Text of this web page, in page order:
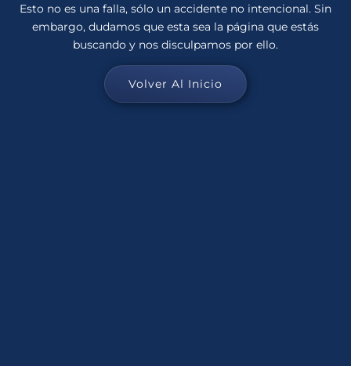
Esto no es una falla, sólo un accidente no intencional. Sin
embargo, dudamos que esta sea la página que estás
buscando y nos disculpamos por ello.
Volver Al Inicio